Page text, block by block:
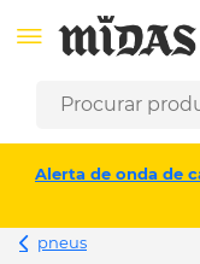
Alerta de onda de
pneus